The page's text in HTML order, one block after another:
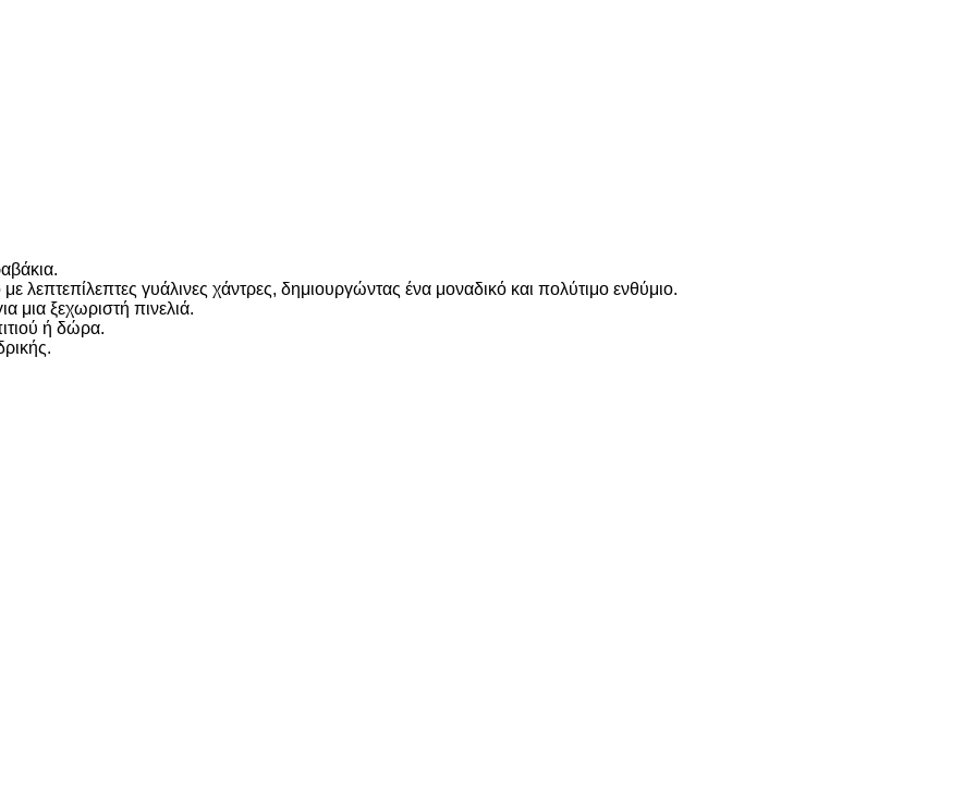
λεπτεπίλεπτες γυάλινες χάντρες, δημιουργώντας ένα μοναδικό και πολύτιμο ενθύμιο.
μια ξεχωριστή πινελιά.
ή δώρα.